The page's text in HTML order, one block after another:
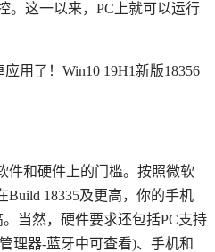
。这一以来，PC上就可以运行
件和硬件上的门槛。按照微软
Build 18335及更高，你的手机
。当然，硬件要求还包括PC支持
理器-蓝牙中可查看)、手机和